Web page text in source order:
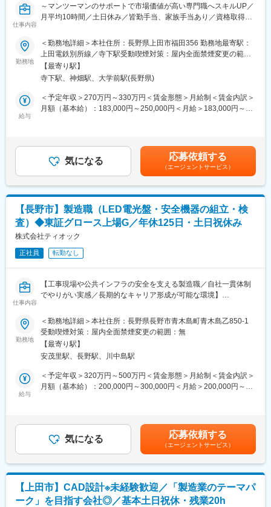
変更の範囲：会社の定める業務
仕事内容
～マンツーマンのサポートで市場価値が高い専門職へスキルUP／
月平均10時間／土日休み／皆勤手当、家族手当あり／資格取得制
く働く～
■概要：
・当社では、医療機器や半導体に使われる精密な金属部品を製造
しています。
・今回はその金属部品を検査するスタッフを募集しています。
・未経験の方はもちろん、経験者の方も丁寧に教えますので安心
して業務がスタートできます。
＜工場内で製造された金属部品の品質検査・出荷前の検査＞
・品質検査は部品加工図面に基づいて、指定の精度・寸法ででき
てるか確認
【未経験から、市場価値の高い技術職へスキルUP】
◎当社の製品は、大量生産の汎用品ではなく、最先端の技術分野
である、半導体や医療機器の部品です。
◎資格取得支援制度もあります。
【自分の仕事が社会に役立つ製品として形になる】
【段階的にスキルUP】
◎先輩のフォローを受けながらコツコツと業務に取り組むこと
【安定した環境で長く働く】
◎景気に左右されにくい分野のメーカーで、安心して長く働けま
す。
◎収入を確保し、キャリアを築けます。
変更の範囲：会社の定める業務
勤務地
＜勤務地詳細＞本社住所：長野県上田市福田356 勤務地最寄駅：
上田電鉄別所線／寺下駅受動喫煙対策：屋内全面禁煙変更の範
囲：会社の定める事業所
【最寄り駅】
寺下駅、神畑駅、大学前駅(長野県)
給与
＜予定年収＞270万円～330万円＜賃金形態＞月給制＜賃金内訳＞
月額（基本給）：183,000円～250,000円＜月給＞183,000円～
回※計1.00ヶ月分（前年度実績）■年収例：入社3年目（未経験）
約320万円、入社5年目（経験者）：約420万円賃金はあくまでも
目安の金額であり、選考を通じて上下する可能性があります。月
給(月額)は固定手当を含めた表記です。
気になる 応募依頼する
（エージェントサービス）
【長野市】製造職（LED電光盤・安全機器の組立・検
査）◆東証グロース上場G／年休125日・土日祝休み
株式会社ティオック
正社員 転勤なし
仕事内容
【工事現場や公共インフラの安全を支える製造職／自社一貫体制
でやりがい実感／長期的なキャリア形成が可能な環境】
■職務概要：
当社は道路工事現場やインフラ整備の現場で使用されるLED電光
盤や各種安全機器の開発・製造・販売を一貫して行うメーカーで
す。
本ポジションでは、自社製品の製造工程において部品の組立・配
線・検査・品質管理の補助などを担い、製品を高品質かつ効率的
に全国の現場へ送り出すことが主なミッションとなります。
・生産作業標準の習得
・品質管理補助
・安全管理の基本理解
・展示会等や他部署への協力 など
※自分の手で作り上げた製品が、街中や道路上で実際に使われてい
ることを実感でき、社会貢献度の高いものづくりに携われます。
勤務地
＜勤務地詳細＞本社住所：長野県長野市青木島町青木島乙850-1
受動喫煙対策：屋内全面禁煙変更の範囲：無
【最寄り駅】
安茂里駅、長野駅、川中島駅
給与
＜予定年収＞320万円～500万円＜賃金形態＞月給制＜賃金内訳＞
月額（基本給）：200,000円～300,000円＜月給＞200,000円～
変動する場合があります。・昇給：年1回・賞与：年2回賃金はあ
くまでも目安の金額であり、選考を通じて上下する可能性があり
ます。月給(月額)は固定手当を含めた表記です。
気になる 応募依頼する
（エージェントサービス）
【上田市】CAD設計※未経験歓迎／「製造業のテーマパ
ーク」を目指す会社◎／基本土日祝休・残業20h